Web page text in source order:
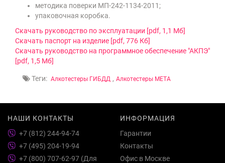
методика поверки МП-242-1134-2011;
упаковочная коробка.
Скачать руководство по эксплуатации [pdf, 1,1 Мб]
Скачать паспорт на изделие [pdf, 776 Кб]
Скачать руководство на программное обеспечение "АКПЭ"
[pdf, 1,5 Mб]
Теги: Алкотестеры ГИБДД , Алкотестеры МЕТА
НАШИ КОНТАКТЫ
+7 (812) 244-94-74
+7 (495) 204-19-94
+7 (800) 707-62-97 (Для
ИНФОРМАЦИЯ
Гарантии
Контакты
Офис в Москве